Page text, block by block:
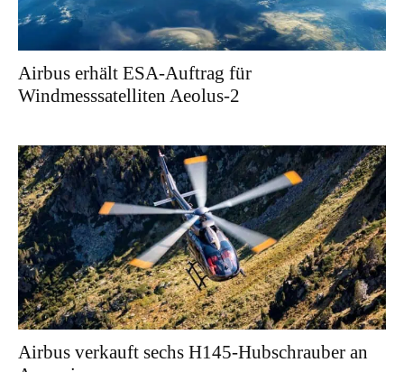
Airbus erhält ESA-Auftrag für
Windmesssatelliten Aeolus-2
Airbus verkauft sechs H145-Hubschrauber an